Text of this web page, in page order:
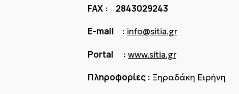
FAX : 2843029243
E-mail : info@sitia.gr
Portal : www.sitia.gr
Πληροφορίες : Ξηραδάκη Ειρήνη